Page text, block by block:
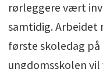
rørleggere vært
samtidig.
første skoledag
ungdomsskolen